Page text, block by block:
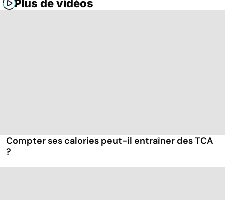
Plus de vidéos
Compter ses calories peut-il entraîner des TCA
?